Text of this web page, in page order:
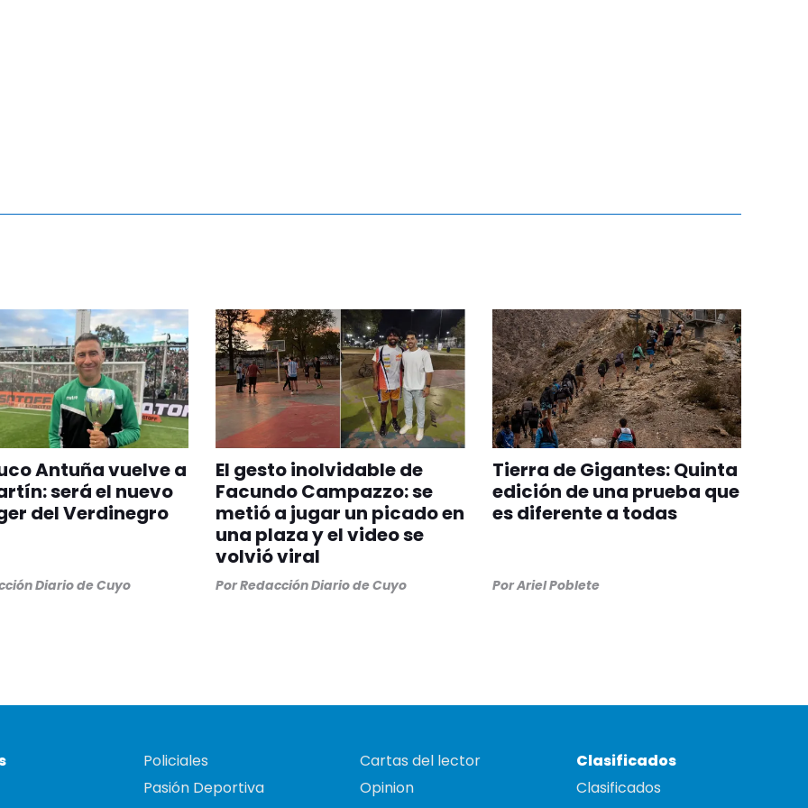
Antuña vuelve a
será el nuevo
del Verdinegro
Diario de Cuyo
El gesto inolvidable de
Facundo Campazzo: se
metió a jugar un picado en
una plaza y el video se
volvió viral
PorRedacción Diario de Cuyo
Tierra de Gigantes: Quinta
edición de una prueba que
es diferente a todas
PorAriel Poblete
Policiales
Pasión Deportiva
Cartas del lector
Opinion
Clasificados
Clasificados